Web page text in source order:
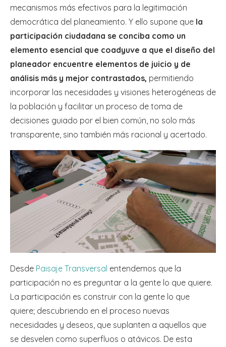
mecanismos más efectivos para la legitimación
democrática del planeamiento. Y ello supone que la
participación ciudadana se conciba como un
elemento esencial que coadyuve a que el diseño del
planeador encuentre elementos de juicio y de
análisis más y mejor contrastados, permitiendo
incorporar las necesidades y visiones heterogéneas de
la población y facilitar un proceso de toma de
decisiones guiado por el bien común, no solo más
transparente, sino también más racional y acertado.
Desde Paisaje Transversal entendemos que la
participación no es preguntar a la gente lo que quiere.
La participación es construir con la gente lo que
quiere; descubriendo en el proceso nuevas
necesidades y deseos, que suplanten a aquellos que
se desvelen como superfluos o atávicos. De esta